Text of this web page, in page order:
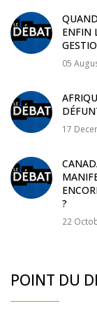
ENFIN
05
17
?
22
POINT DU